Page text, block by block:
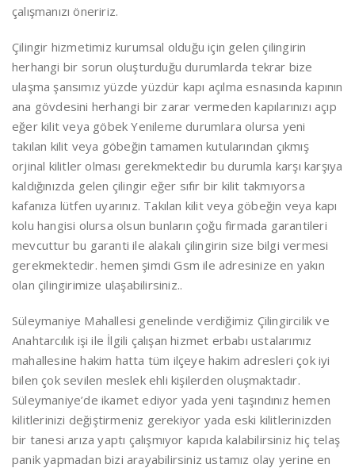
çalışmanızı öneririz.
Çilingir hizmetimiz kurumsal olduğu için gelen çilingirin
herhangi bir sorun oluşturduğu durumlarda tekrar bize
ulaşma şansımız yüzde yüzdür kapı açılma esnasında kapının
ana gövdesini herhangi bir zarar vermeden kapılarınızı açıp
eğer kilit veya göbek Yenileme durumlara olursa yeni
takılan kilit veya göbeğin tamamen kutularından çıkmış
orjinal kilitler olması gerekmektedir bu durumla karşı karşıya
kaldığınızda gelen çilingir eğer sıfır bir kilit takmıyorsa
kafanıza lütfen uyarınız. Takılan kilit veya göbeğin veya kapı
kolu hangisi olursa olsun bunların çoğu firmada garantileri
mevcuttur bu garanti ile alakalı çilingirin size bilgi vermesi
gerekmektedir. hemen şimdi Gsm ile adresinize en yakın
olan çilingirimize ulaşabilirsiniz..
Süleymaniye Mahallesi genelinde verdiğimiz Çilingircilik ve
Anahtarcılık işi ile İlgili çalışan hizmet erbabı ustalarımız
mahallesine hakim hatta tüm ilçeye hakim adresleri çok iyi
bilen çok sevilen meslek ehli kişilerden oluşmaktadır.
Süleymaniye’de ikamet ediyor yada yeni taşındınız hemen
kilitlerinizi değiştirmeniz gerekiyor yada eski kilitlerinizden
bir tanesi arıza yaptı çalışmıyor kapıda kalabilirsiniz hiç telaş
panik yapmadan bizi arayabilirsiniz ustamız olay yerine en